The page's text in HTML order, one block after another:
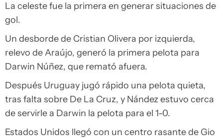
La celeste fue la primera en generar situaciones de
gol.
Un desborde de Cristian Olivera por izquierda,
relevo de Araújo, generó la primera pelota para
Darwin Núñez, que remató afuera.
Después Uruguay jugó rápido una pelota quieta,
tras falta sobre De La Cruz, y Nández estuvo cerca
de servirle a Darwin la pelota para el 1-0.
Estados Unidos llegó con un centro rasante de Gio